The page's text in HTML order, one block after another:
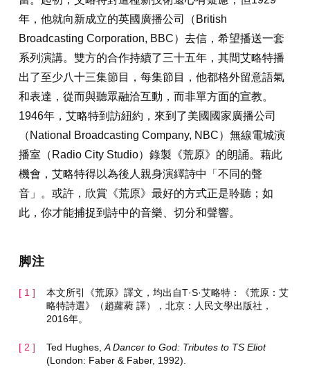
年，他就向新成立的英國廣播公司（British
Broadcasting Corporation, BBC）去信，希望播送一套
系列演講。雙方的合作持續了三十五年，其間艾略特播
出了至少八十三集節目，每集節目，他都格外留意語氣
和表達，從而與聽眾融洽互動，而非單方面的宣教。
1946年，艾略特到訪紐約，來到了美國國家廣播公司
（National Broadcasting Company, NBC）無線電城演
播室（Radio City Studio）錄製《荒原》的朗誦。藉此
機會，艾略特得以為後人親身演繹詩中「不同的聲
音」。或許，欣賞《荒原》最好的方式正是聆聽；如
此，你才能捕捉到詩中的音樂、切分和聲響。
脚注
本文所引《荒原》譯文，均出自T·S·艾略特：《荒原：艾
略特詩選》（趙蘿蕤 譯），北京：人民文學出版社，
2016年。
Ted Hughes, A Dancer to God: Tributes to TS Eliot
(London: Faber & Faber, 1992).